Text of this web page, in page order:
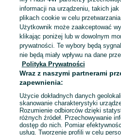
KATEGORIA
ubranko do chrztu dla chłopca,ubranka
Mapa kategorii
Mapa miejscowości
Mapa ministron
Popularne wyszukiwania
informacji na urządzeniu, takich
plikach cookie w celu
Użytkownik może zaakceptować
klikając poniżej lub w dowolnym
prywatności. Te wybory będą
nie będą miały wpływu na dane
Polityka Prywatności
Wraz z naszymi partnerami
zapewnienia:
Użycie dokładnych danych
skanowanie charakterystyki
Rozumienie odbiorców dzięki
różnych źródeł. Przechowywanie
dostęp do nich. Pomiar
usług. Tworzenie profili w celu